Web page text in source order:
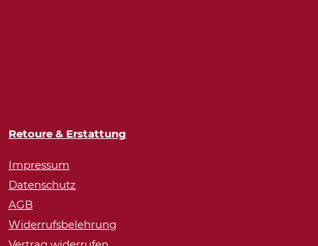
Retoure & Erstattung
Impressum
Datenschutz
AGB
Widerrufsbelehrung